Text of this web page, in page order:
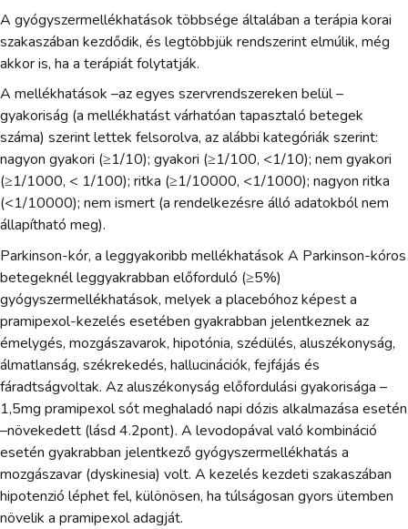
A gyógyszermellékhatások többsége általában a terápia korai
szakaszában kezdődik, és legtöbbjük rendszerint elmúlik, még
akkor is, ha a terápiát folytatják.
A mellékhatások –az egyes szervrendszereken belül –
gyakoriság (a mellékhatást várhatóan tapasztaló betegek
száma) szerint lettek felsorolva, az alábbi kategóriák szerint:
nagyon gyakori (≥1/10); gyakori (≥1/100, <1/10); nem gyakori
(≥1/1000, < 1/100); ritka (≥1/10000, <1/1000); nagyon ritka
(<1/10000); nem ismert (a rendelkezésre álló adatokból nem
állapítható meg).
Parkinson-kór, a leggyakoribb mellékhatások A Parkinson-kóros
betegeknél leggyakrabban előforduló (≥5%)
gyógyszermellékhatások, melyek a placebóhoz képest a
pramipexol-kezelés esetében gyakrabban jelentkeznek az
émelygés, mozgászavarok, hipotónia, szédülés, aluszékonyság,
álmatlanság, székrekedés, hallucinációk, fejfájás és
fáradtságvoltak. Az aluszékonyság előfordulási gyakorisága –
1,5mg pramipexol sót meghaladó napi dózis alkalmazása esetén
–növekedett (lásd 4.2pont). A levodopával való kombináció
esetén gyakrabban jelentkező gyógyszermellékhatás a
mozgászavar (dyskinesia) volt. A kezelés kezdeti szakaszában
hipotenzió léphet fel, különösen, ha túlságosan gyors ütemben
növelik a pramipexol adagját.